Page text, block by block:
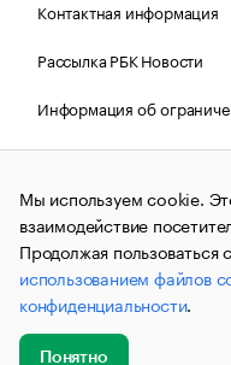
Контактная информация
Рассылка РБК Новости
Информация об
Правовая информация
© АО
и материалы
(зарегистрировано
связи, информационных
коммуникаций
№ФС77-63848)
публикации могут
не предназначенную для
до 18 лет.
Мы используем cookie.
взаимодействие
Продолжая пользоваться
использованием файлов
конфиденциальности.
Понятно